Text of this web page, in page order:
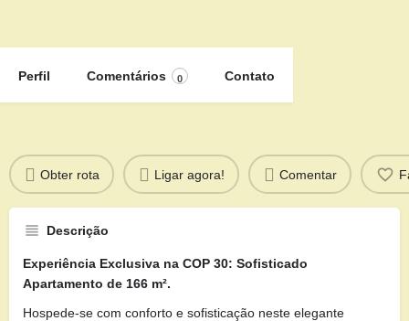
Perfil Comentários 0 Contato
Obter rota Ligar agora! Comentar
Descrição
Experiência Exclusiva na COP 30: Sofisticado
Apartamento de 166 m².
Hospede-se com conforto e sofisticação neste elegante